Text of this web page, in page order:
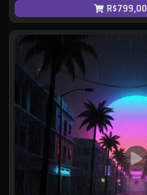
R$799,00